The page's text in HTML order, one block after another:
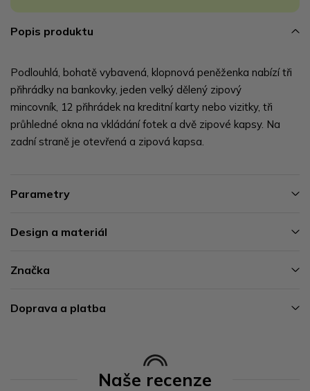
Popis produktu
Podlouhlá, bohatě vybavená, klopnová peněženka nabízí tři
přihrádky na bankovky, jeden velký dělený zipový
mincovník, 12 přihrádek na kreditní karty nebo vizitky, tři
průhledné okna na vkládání fotek a dvě zipové kapsy. Na
zadní straně je otevřená a zipová kapsa.
Parametry
Design a materiál
Značka
Doprava a platba
Naše recenze